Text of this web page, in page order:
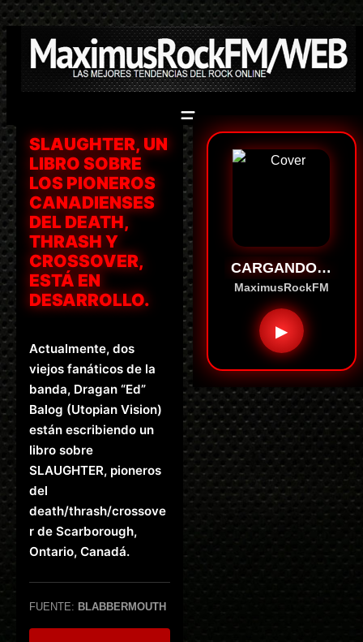
Saltar
al
contenido
SLAUGHTER, UN
LIBRO SOBRE
LOS PIONEROS
CANADIENSES
DEL DEATH,
THRASH Y
CROSSOVER,
ESTÁ EN
DESARROLLO.
Actualmente, dos
viejos fanáticos de la
banda, Dragan “Ed”
Balog (Utopian Vision)
están escribiendo un
libro sobre
SLAUGHTER, pioneros
del
death/thrash/crossove
r de Scarborough,
Ontario, Canadá.
FUENTE: BLABBERMOUTH
CARGANDO…
MaximusRockFM
▶